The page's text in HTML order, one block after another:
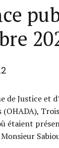
de Justice et
étaient